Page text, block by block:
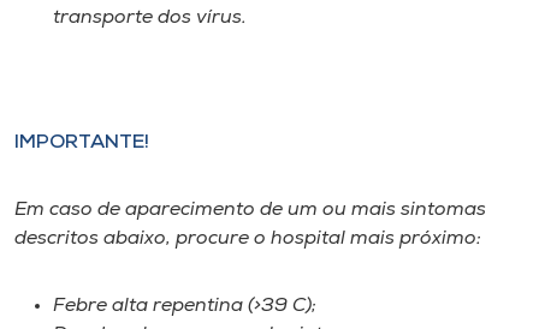
o idioma
A+
transporte dos vírus.
IMPORTANTE!
Em caso de aparecimento de um ou mais sintomas
descritos abaixo, procure o hospital mais próximo:
Febre alta repentina (>39 C);